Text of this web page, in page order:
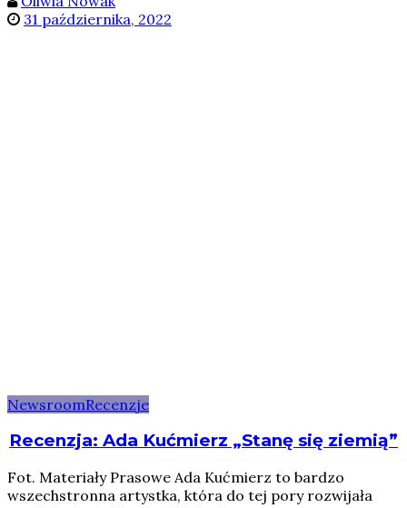
31 października, 2022
NewsroomRecenzje
Recenzja: Ada Kućmierz „Stanę się ziemią”
Fot. Materiały Prasowe Ada Kućmierz to bardzo
wszechstronna artystka, która do tej pory rozwijała